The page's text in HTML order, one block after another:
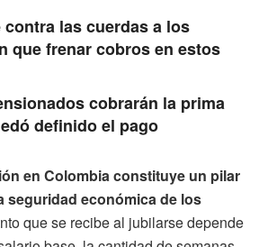
contra las cuerdas a los
que frenar cobros en estos
cobrarán la prima
definido el pago
en Colombia constituye un pilar
seguridad económica de los
que se recibe al jubilarse depende